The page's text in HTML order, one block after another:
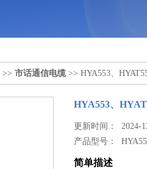
>> 市话通信电缆>> HYA553、
HYA553、
更新时间： 2024-
产品型号：
简单描述